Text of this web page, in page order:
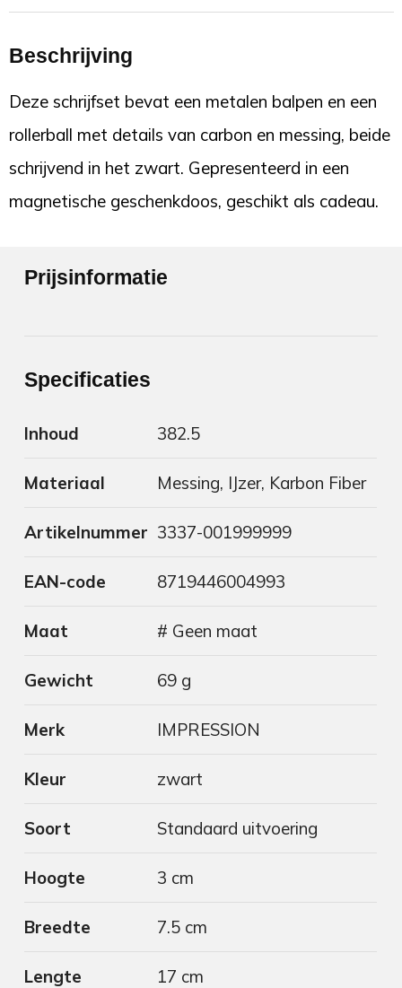
Beschrijving
Deze schrijfset bevat een metalen balpen en een
rollerball met details van carbon en messing, beide
schrijvend in het zwart. Gepresenteerd in een
magnetische geschenkdoos, geschikt als cadeau.
Prijsinformatie
Specificaties
Inhoud 382.5
Materiaal Messing, IJzer, Karbon Fiber
Artikelnummer 3337-001999999
EAN-code 8719446004993
Maat # Geen maat
Gewicht 69 g
Merk IMPRESSION
Kleur zwart
Soort Standaard uitvoering
Hoogte 3 cm
Breedte 7.5 cm
Lengte 17 cm